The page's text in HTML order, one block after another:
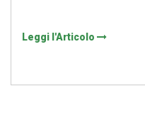
Leggi l'Articolo